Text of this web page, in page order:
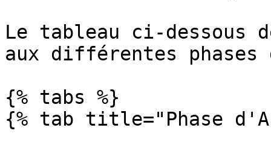
Le tableau ci-
aux différentes phases
{% tabs %}
{% tab title="Phase